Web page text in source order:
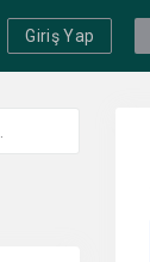
Giriş Yap